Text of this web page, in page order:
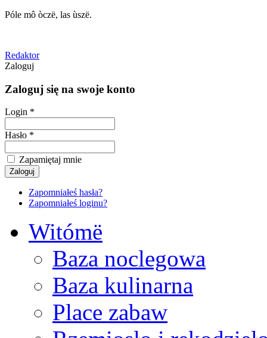
Póle mô òczë, las ùszë.
Redaktor
Zaloguj
Zaloguj się na swoje konto
Login *
Hasło *
Zapamiętaj mnie
Zapomniałeś hasła?
Zapomniałeś loginu?
Witómë
Baza noclegowa
Baza kulinarna
Place zabaw